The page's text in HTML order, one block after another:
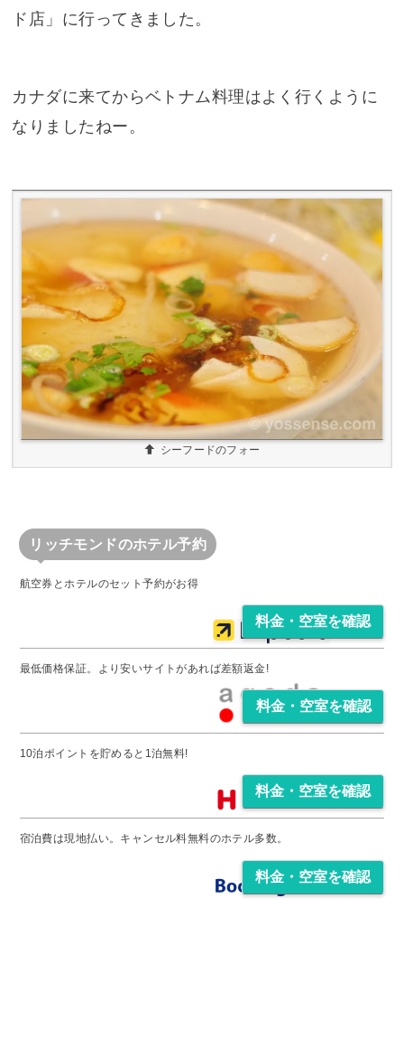
ド店」に行ってきました。
カナダに来てからベトナム料理はよく行くように
なりましたねー。
シーフードのフォー
リッチモンドのホテル予約
料金・空室を確認
料金・空室を確認
料金・空室を確認
料金・空室を確認